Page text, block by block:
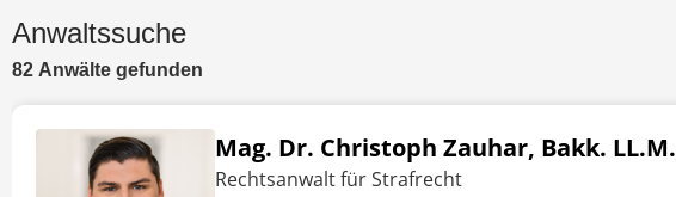
Anwaltssuche
82 Anwälte gefunden
Mag. Dr. Christoph Zauhar, Bakk. LL.M.
Rechtsanwalt für Strafrecht